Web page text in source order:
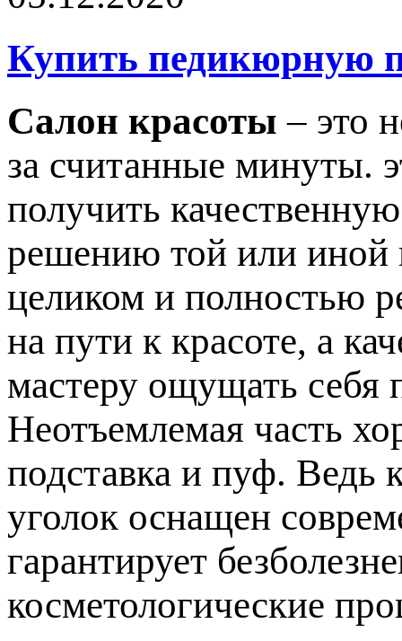
Купить педикюрную
Салон красоты – это
за считанные минуты.
получить
решению той или иной
целиком и полностью
на пути к красоте, а
мастеру ощущать себя
Неотъемлемая часть
подставка и пуф. Ведь
уголок оснащен
гарантирует
косметологические